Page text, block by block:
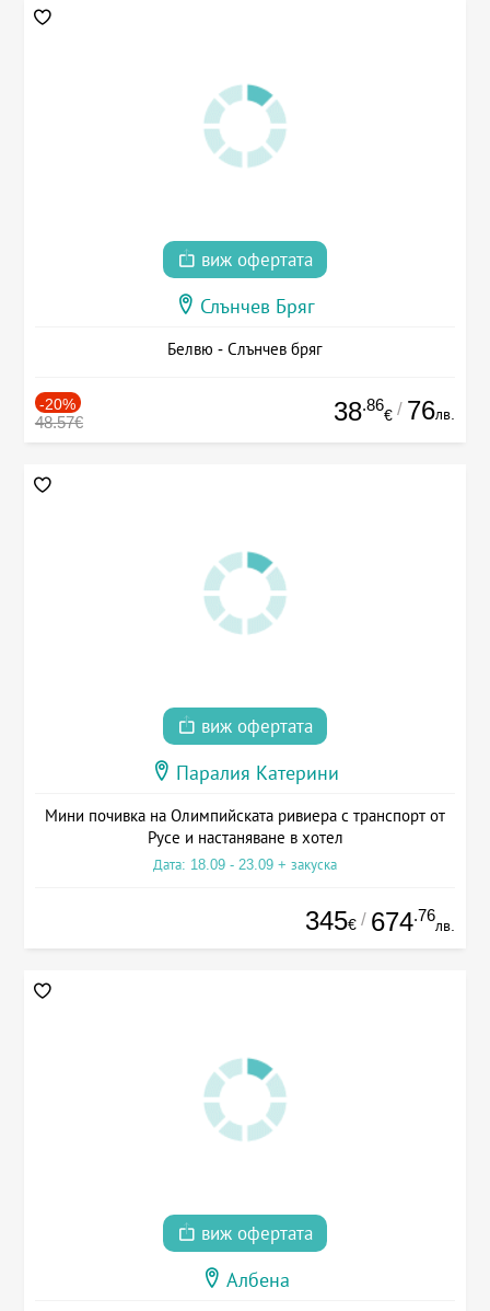
виж офертата
Слънчев Бряг
Белвю - Слънчев бряг
-20%
48.57€ 38.86
€ / 76лв.
виж офертата
Паралия Катерини
Мини почивка на Олимпийската ривиера с транспорт от
Русе и настаняване в хотел
Дата: 18.09 - 23.09 + закуска
345€ / 674.76
лв.
виж офертата
Албена